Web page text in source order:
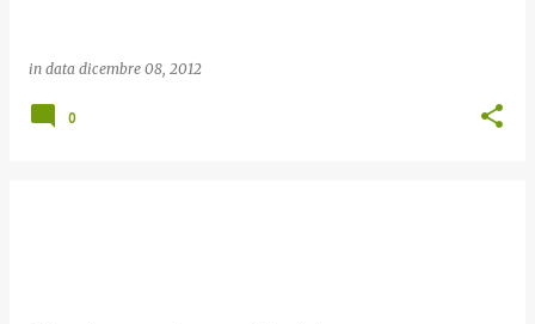
in data dicembre 08, 2012
0